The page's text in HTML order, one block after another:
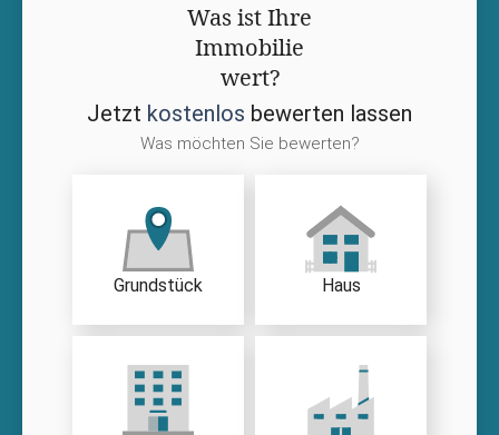
Was ist Ihre
Immobilie
wert?
Jetzt kostenlos bewerten lassen
Was möchten Sie bewerten?
Grundstück Haus